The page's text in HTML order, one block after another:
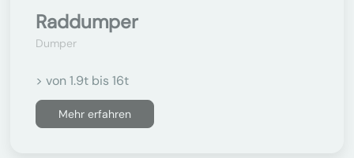
Raddumper
Dumper
> von 1.9t bis 16t
Mehr erfahren